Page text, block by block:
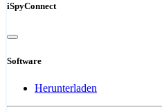
iSpyConnect
Software
Herunterladen